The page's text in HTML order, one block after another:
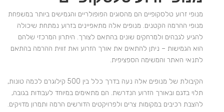
מנופי זרוע טלסקופיים הם מהסוגים הפופולריים והגמישים ביותר במשפחת
מנופי ההרמה הקטנים. מנופים אלה מתאפיינים בזרוע נמתחת שיכולה
להגיע לגבהים ולמרחקים שונים בהתאם לצורך. היתרון המרכזי שלהם
הוא הגמישות – ניתן להתאים את אורך הזרוע ואת זווית ההרמה בהתאם
לתנאי האתר והמשימה הספציפית.
הקיבולת של מנופים אלה נעה בדרך כלל בין 500 קילוגרם לכמה טונות,
תלוי בדגם ובאורך הזרוע הנדרשת. הם מתאימים במיוחד לעבודות בגובה,
להצבת רכיבים במקומות צרים ולפרויקטים הדורשים הרמה ותמרון מדויקים.